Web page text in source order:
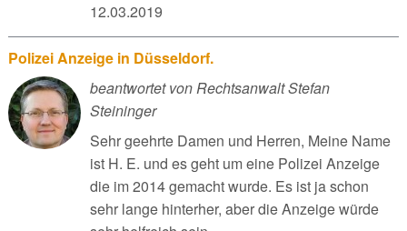
12.03.2019
Polizei Anzeige in Düsseldorf.
beantwortet von Rechtsanwalt Stefan
Steininger
Sehr geehrte Damen und Herren, Meine Name
ist H. E. und es geht um eine Polizei Anzeige
die im 2014 gemacht wurde. Es ist ja schon
sehr lange hinterher, aber die Anzeige würde